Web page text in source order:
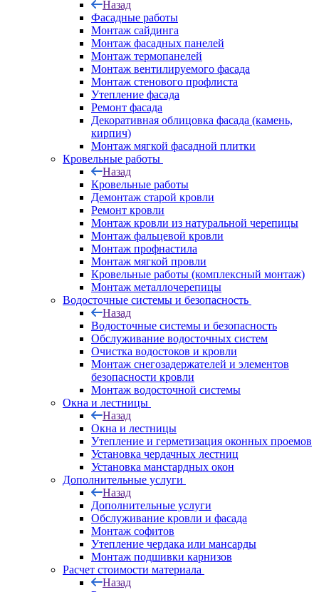
Назад
Фасадные работы
Монтаж сайдинга
Монтаж фасадных панелей
Монтаж термопанелей
Монтаж вентилируемого фасада
Монтаж стенового профлиста
Утепление фасада
Ремонт фасада
Декоративная облицовка фасада (камень,
кирпич)
Монтаж мягкой фасадной плитки
Кровельные работы
Назад
Кровельные работы
Демонтаж старой кровли
Ремонт кровли
Монтаж кровли из натуральной черепицы
Монтаж фальцевой кровли
Монтаж профнастила
Монтаж мягкой провли
Кровельные работы (комплексный монтаж)
Монтаж металлочерепицы
Водосточные системы и безопасность
Назад
Водосточные системы и безопасность
Обслуживание водосточных систем
Очистка водостоков и кровли
Монтаж снегозадержателей и элементов
безопасности кровли
Монтаж водосточной системы
Окна и лестницы
Назад
Окна и лестницы
Утепление и герметизация оконных проемов
Установка чердачных лестниц
Установка манстардных окон
Дополнительные услуги
Назад
Дополнительные услуги
Обслуживание кровли и фасада
Монтаж софитов
Утепление чердака или мансарды
Монтаж подшивки карнизов
Расчет стоимости материала
Назад